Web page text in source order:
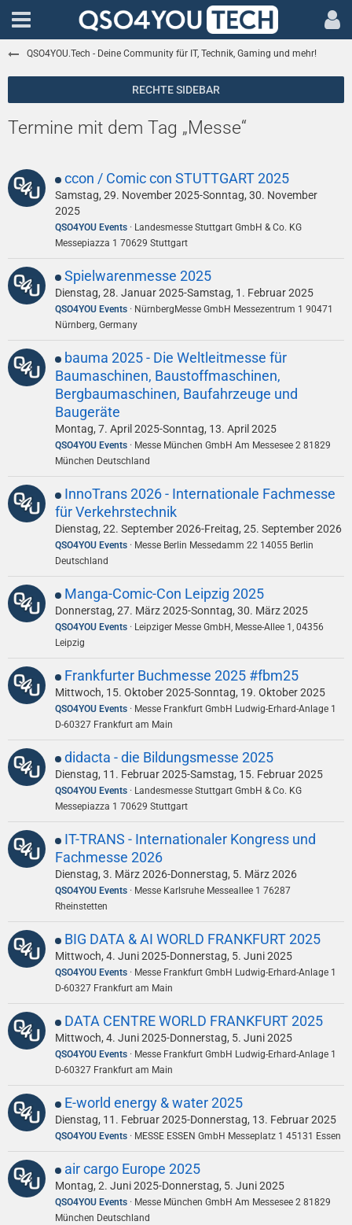
QSO4YOU.Tech - Deine Community für IT, Technik, Gaming und mehr!
Termine mit dem Tag „Messe“
ccon / Comic con STUTTGART 2025
Samstag, 29. November 2025-Sonntag, 30. November
2025
QSO4YOU Events
Landesmesse Stuttgart GmbH & Co. KG
Messepiazza 1 70629 Stuttgart
Spielwarenmesse 2025
Dienstag, 28. Januar 2025-Samstag, 1. Februar 2025
QSO4YOU Events
NürnbergMesse GmbH Messezentrum 1 90471
Nürnberg, Germany
bauma 2025 - Die Weltleitmesse für
Baumaschinen, Baustoffmaschinen,
Bergbaumaschinen, Baufahrzeuge und
Baugeräte
Montag, 7. April 2025-Sonntag, 13. April 2025
QSO4YOU Events
Messe München GmbH Am Messesee 2 81829
München Deutschland
InnoTrans 2026 - Internationale Fachmesse
für Verkehrstechnik
Dienstag, 22. September 2026-Freitag, 25. September 2026
QSO4YOU Events
Messe Berlin Messedamm 22 14055 Berlin
Deutschland
Manga-Comic-Con Leipzig 2025
Donnerstag, 27. März 2025-Sonntag, 30. März 2025
QSO4YOU Events
Leipziger Messe GmbH, Messe-Allee 1, 04356
Leipzig
Frankfurter Buchmesse 2025 #fbm25
Mittwoch, 15. Oktober 2025-Sonntag, 19. Oktober 2025
QSO4YOU Events
Messe Frankfurt GmbH Ludwig-Erhard-Anlage 1
D-60327 Frankfurt am Main
didacta - die Bildungsmesse 2025
Dienstag, 11. Februar 2025-Samstag, 15. Februar 2025
QSO4YOU Events
Landesmesse Stuttgart GmbH & Co. KG
Messepiazza 1 70629 Stuttgart
IT-TRANS - Internationaler Kongress und
Fachmesse 2026
Dienstag, 3. März 2026-Donnerstag, 5. März 2026
QSO4YOU Events
Messe Karlsruhe Messeallee 1 76287
Rheinstetten
BIG DATA & AI WORLD FRANKFURT 2025
Mittwoch, 4. Juni 2025-Donnerstag, 5. Juni 2025
QSO4YOU Events
Messe Frankfurt GmbH Ludwig-Erhard-Anlage 1
D-60327 Frankfurt am Main
DATA CENTRE WORLD FRANKFURT 2025
Mittwoch, 4. Juni 2025-Donnerstag, 5. Juni 2025
QSO4YOU Events
Messe Frankfurt GmbH Ludwig-Erhard-Anlage 1
D-60327 Frankfurt am Main
E-world energy & water 2025
Dienstag, 11. Februar 2025-Donnerstag, 13. Februar 2025
QSO4YOU Events MESSE ESSEN GmbH Messeplatz 1 45131 Essen
air cargo Europe 2025
Montag, 2. Juni 2025-Donnerstag, 5. Juni 2025
QSO4YOU Events
Messe München GmbH Am Messesee 2 81829
München Deutschland